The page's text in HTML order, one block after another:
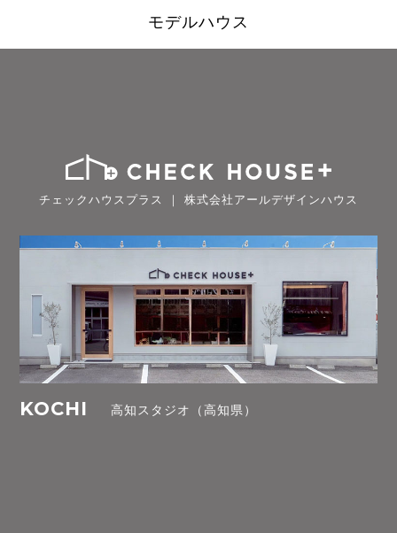
モデルハウス
チェックハウスプラス ｜ 株式会社アールデザインハウス
KOCHI 高知スタジオ（高知県）